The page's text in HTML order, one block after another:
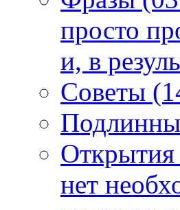
просто
и, в
Советы
Открытия
нет